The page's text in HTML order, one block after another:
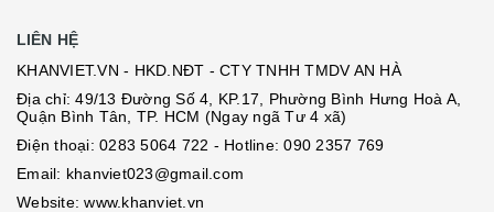
LIÊN HỆ
KHANVIET.VN - HKD.NĐT - CTY TNHH TMDV AN HÀ
Địa chỉ: 49/13 Đường Số 4, KP.17, Phường Bình Hưng Hoà A,
Quận Bình Tân, TP. HCM (Ngay ngã Tư 4 xã)
Điện thoại: 0283 5064 722 - Hotline:090 2357 769
Email: khanviet023@gmail.com
Website:www.khanviet.vn